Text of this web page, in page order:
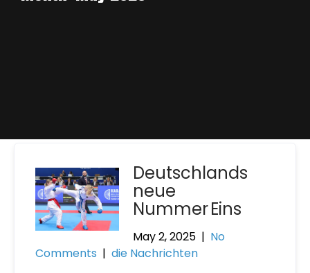
Deutschlands
neue
Nummer Eins
May 2, 2025 | No
Comments | die Nachrichten